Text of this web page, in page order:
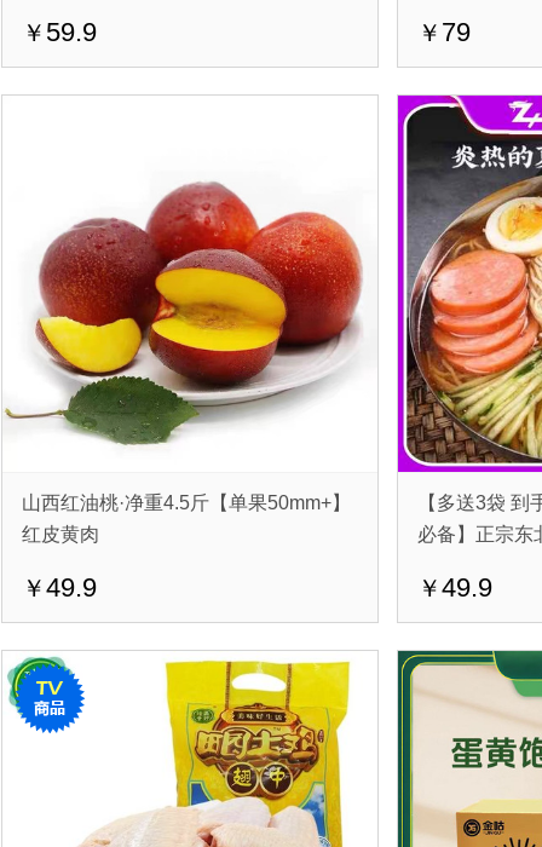
￥ 59.9 ￥ 79
山西红油桃·净重4.5斤【单果50mm+】
红皮黄肉
￥49.9
【多送3袋
必备】正宗东
￥49.9